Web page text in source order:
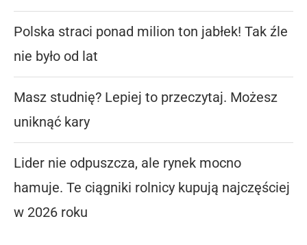
Polska straci ponad milion ton jabłek! Tak źle
nie było od lat
Masz studnię? Lepiej to przeczytaj. Możesz
uniknąć kary
Lider nie odpuszcza, ale rynek mocno
hamuje. Te ciągniki rolnicy kupują najczęściej
w 2026 roku